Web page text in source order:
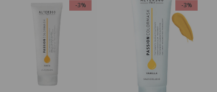
-3% -3%